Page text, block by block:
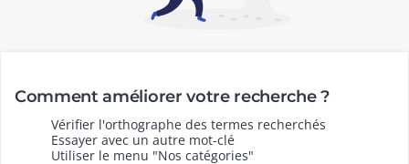
Comment améliorer votre recherche ?
Vérifier l'orthographe des termes recherchés
Essayer avec un autre mot-clé
Utiliser le menu "Nos catégories"